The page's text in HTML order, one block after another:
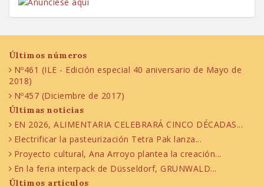
Últimos números
Nº461 (ILE - Edición especial 40 aniversario de Mayo de
2018)
Nº457 (Diciembre de 2017)
Últimas noticias
EN 2026, ALIMENTARIA CELEBRARÁ CINCO DÉCADAS...
Electrificar la pasteurización Tetra Pak lanza...
Proyecto cultural, Ana Arroyo plantea la creación...
En la feria interpack de Düsseldorf, GRUNWALD...
Últimos artículos